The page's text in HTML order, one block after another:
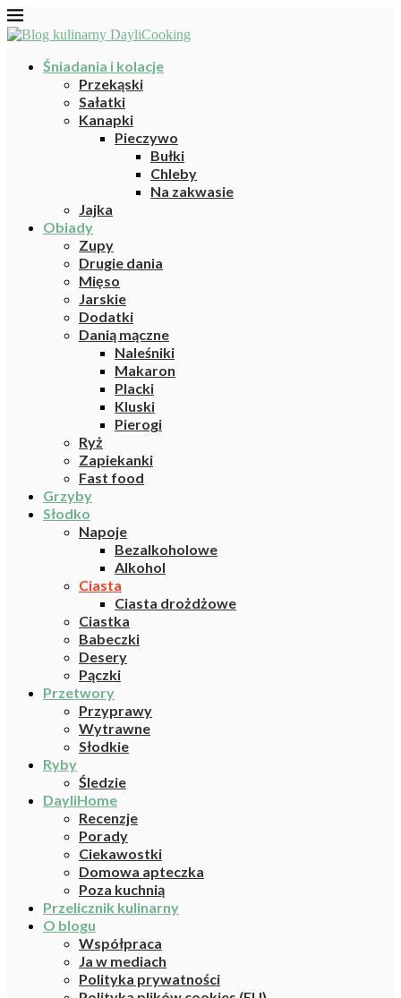
Śniadania i kolacje
Przekąski
Sałatki
Kanapki
Pieczywo
Bułki
Chleby
Na zakwasie
Jajka
Obiady
Zupy
Drugie dania
Mięso
Jarskie
Dodatki
Danią mączne
Naleśniki
Makaron
Placki
Kluski
Pierogi
Ryż
Zapiekanki
Fast food
Grzyby
Słodko
Napoje
Bezalkoholowe
Alkohol
Ciasta
Ciasta drożdżowe
Ciastka
Babeczki
Desery
Pączki
Przetwory
Przyprawy
Wytrawne
Słodkie
Ryby
Śledzie
DayliHome
Recenzje
Porady
Ciekawostki
Domowa apteczka
Poza kuchnią
Przelicznik kulinarny
O blogu
Współpraca
Ja w mediach
Polityka prywatności